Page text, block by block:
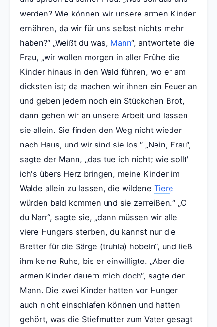
werden? Wie können wir unsere armen Kinder
ernähren, da wir für uns selbst nichts mehr
haben?“ „Weißt du was, Mann“, antwortete die
Frau, „wir wollen morgen in aller Frühe die
Kinder hinaus in den Wald führen, wo er am
dicksten ist; da machen wir ihnen ein Feuer an
und geben jedem noch ein Stückchen Brot,
dann gehen wir an unsere Arbeit und lassen
sie allein. Sie finden den Weg nicht wieder
nach Haus, und wir sind sie los.“ „Nein, Frau“,
sagte der Mann, „das tue ich nicht; wie sollt'
ich's übers Herz bringen, meine Kinder im
Walde allein zu lassen, die wildene Tiere
würden bald kommen und sie zerreißen.“ „O
du Narr“, sagte sie, „dann müssen wir alle
viere Hungers sterben, du kannst nur die
Bretter für die Särge (truhla) hobeln“, und ließ
ihm keine Ruhe, bis er einwilligte. „Aber die
armen Kinder dauern mich doch“, sagte der
Mann. Die zwei Kinder hatten vor Hunger
auch nicht einschlafen können und hatten
gehört, was die Stiefmutter zum Vater gesagt